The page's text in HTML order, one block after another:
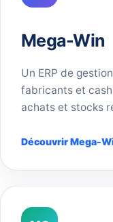
Mega-Win
Un ERP de
fabricants et
achats et stocks
Découvrir Mega-